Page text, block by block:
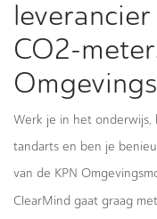
CO2-
Werk je in het onderwijs,
tandarts en ben je
van de KPN
ClearMind gaat graag